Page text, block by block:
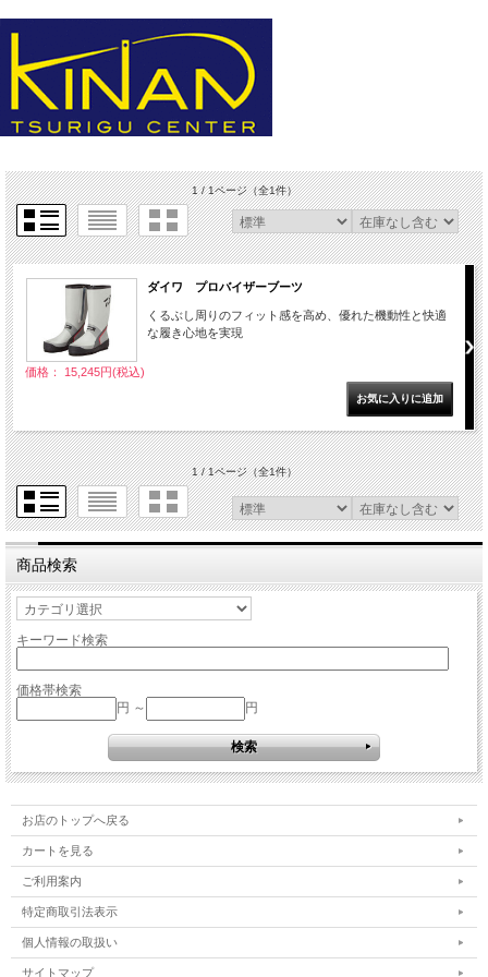
1 / 1ページ（全1件）
ダイワ プロバイザーブーツ
くるぶし周りのフィット感を高め、優れた機動性と快適
な履き心地を実現
価格： 15,245円(税込)
1 / 1ページ（全1件）
商品検索
キーワード検索
価格帯検索
円 ～
円
お店のトップへ戻る
カートを見る
ご利用案内
特定商取引法表示
個人情報の取扱い
サイトマップ